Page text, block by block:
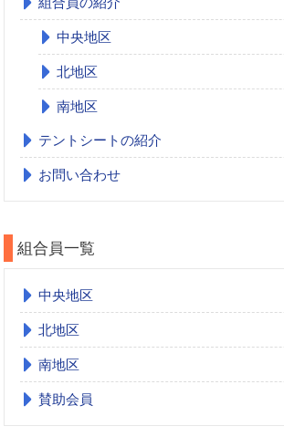
中央地区
北地区
南地区
テントシートの紹介
お問い合わせ
組合員一覧
中央地区
北地区
南地区
賛助会員